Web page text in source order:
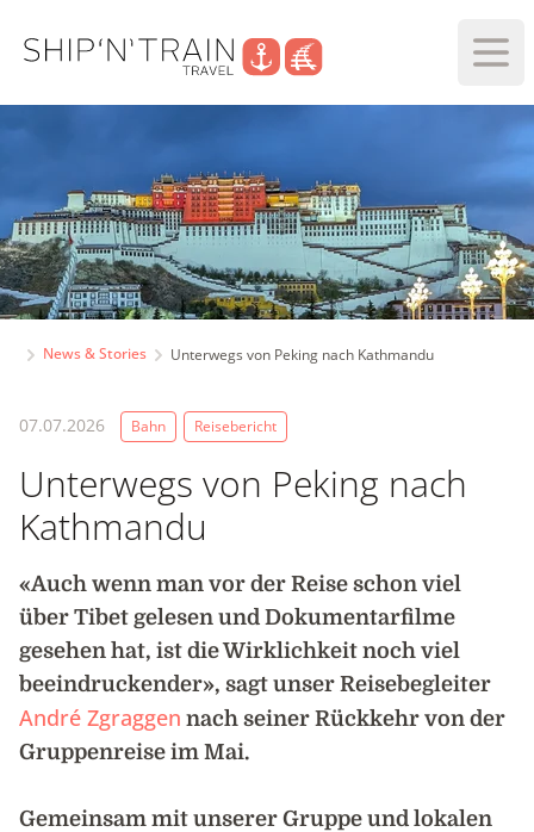
News & Stories Unterwegs von Peking nach Kathmandu
07.07.2026 Bahn Reisebericht
Unterwegs von Peking nach
Kathmandu
«Auch wenn man vor der Reise schon viel
über Tibet gelesen und Dokumentarfilme
gesehen hat, ist die Wirklichkeit noch viel
beeindruckender», sagt unser Reisebegleiter
André Zgraggen nach seiner Rückkehr von der
Gruppenreise im Mai.
Gemeinsam mit unserer Gruppe und lokalen